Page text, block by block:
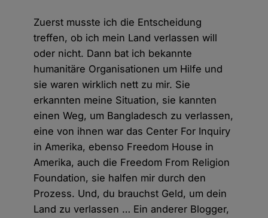
Zuerst musste ich die Entscheidung
treffen, ob ich mein Land verlassen will
oder nicht. Dann bat ich bekannte
humanitäre Organisationen um Hilfe und
sie waren wirklich nett zu mir. Sie
erkannten meine Situation, sie kannten
einen Weg, um Bangladesch zu verlassen,
eine von ihnen war das Center For Inquiry
in Amerika, ebenso Freedom House in
Amerika, auch die Freedom From Religion
Foundation, sie halfen mir durch den
Prozess. Und, du brauchst Geld, um dein
Land zu verlassen … Ein anderer Blogger,